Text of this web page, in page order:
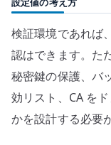
検証環境であれば
認はできます。た
秘密鍵の保護、バ
効リスト、CA を
かを設計する必要